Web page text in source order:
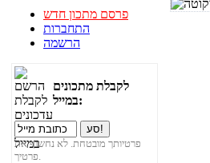
פרסם מתכון חדש
התחברות
הרשמה
לקבלת מתכונים
במייל:
פרטיותך מובטחת. לא נחשוף את
פרטיך.